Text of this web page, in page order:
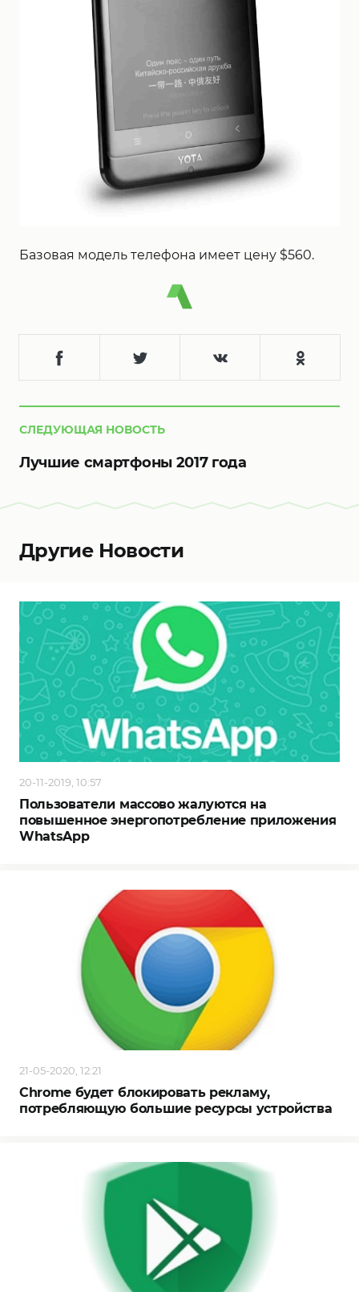
Базовая модель телефона имеет цену $560.
СЛЕДУЮЩАЯ НОВОСТЬ
Лучшие смартфоны 2017 года
Другие Новости
20-11-2019, 10:57
Пользователи массово жалуются на
повышенное энергопотребление приложения
WhatsApp
21-05-2020, 12:21
Chrome будет блокировать рекламу,
потребляющую большие ресурсы устройства